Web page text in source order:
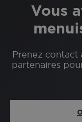
Vous
Prenez contact
partenaires